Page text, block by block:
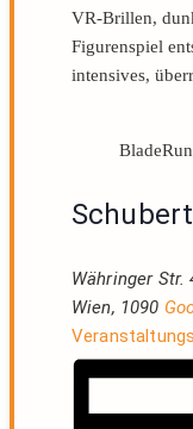
VR-Brillen,
Figurenspiel
intensives,
Währinger Str.
Wien, 1090